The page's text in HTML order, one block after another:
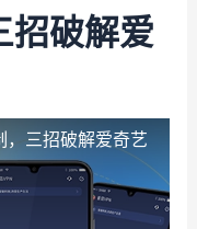
招破解爱
，三招破解爱奇艺